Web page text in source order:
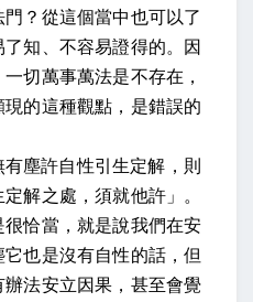
？從這個當中也可以了
知、不容易證得的。因
切萬事萬法是不存在，
的這種觀點，是錯誤的
有塵許自性引生定解，則
解之處，須就他許」。
恰當，就是說我們在安
也是沒有自性的話，但
法安立因果，甚至會覺